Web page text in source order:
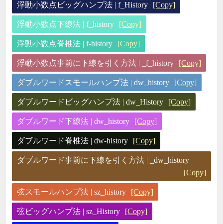
浮動小数点ビッグハンプ法 | f_History [Copy]
浮動小数点下線法 | f_history [Copy]
浮動小数点脊椎法 | f-history [Copy]
浮動小数点事前に下線を引く方法 | _f_history [Copy]
ダブルワードスモールハンプ法 | dw_history [Copy]
ダブルワードビッグハンプ法 | dw_History [Copy]
ダブルワード下線法 | dw_history [Copy]
ダブルワード脊椎法 | dw-history [Copy]
ダブルワード事前に下線を引く方法 | _dw_history
[Copy]
弦スモールハンプ法 | sz_history [Copy]
弦ビッグハンプ法 | sz_History [Copy]